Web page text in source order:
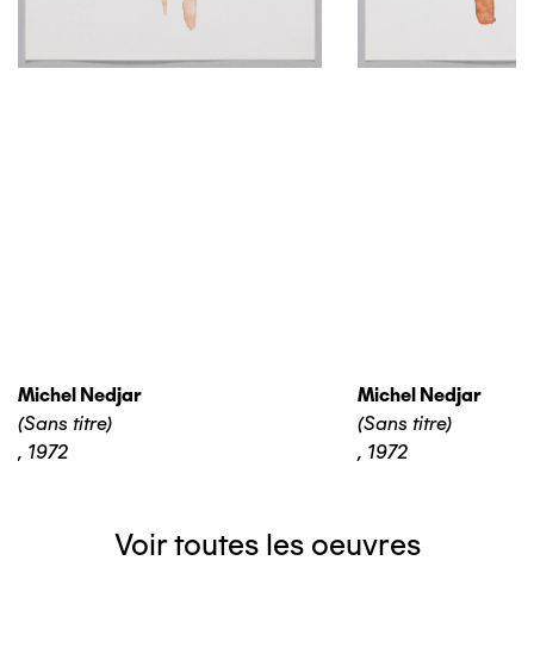
Michel Nedjar
(Sans titre)
, 1972
Michel Nedjar
(Sans titre)
, 1972
Voir toutes les oeuvres